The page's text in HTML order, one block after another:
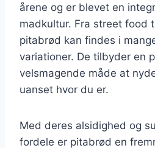
årene og er blevet en
madkultur. Fra street food
pitabrød kan findes i
variationer. De tilbyder en
velsmagende måde at
uanset hvor du er.
Med deres alsidighed og
fordele er pitabrød en